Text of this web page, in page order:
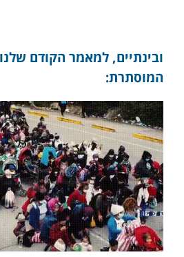
ובינתיים, למאמר הקודם
המוסתרת: